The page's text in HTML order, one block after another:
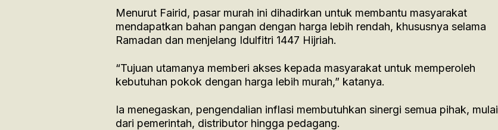
Menurut Fairid, pasar murah ini dihadirkan untuk membantu masyarakat
mendapatkan bahan pangan dengan harga lebih rendah, khususnya selama
Ramadan dan menjelang Idulfitri 1447 Hijriah.
“Tujuan utamanya memberi akses kepada masyarakat untuk memperoleh
kebutuhan pokok dengan harga lebih murah,” katanya.
Ia menegaskan, pengendalian inflasi membutuhkan sinergi semua pihak, mulai
dari pemerintah, distributor hingga pedagang.